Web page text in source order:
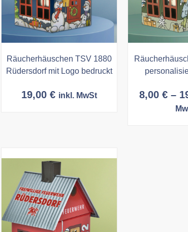
Räucherhäuschen TSV 1880
Rüdersdorf mit Logo bedruckt
19,00€ inkl. MwSt 8,00 € –